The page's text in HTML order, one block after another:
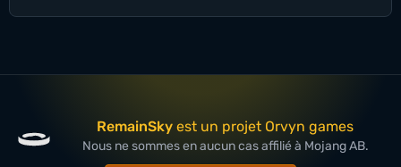
RemainSky est un projet Orvyn games
Nous ne sommes en aucun cas affilié à Mojang AB.